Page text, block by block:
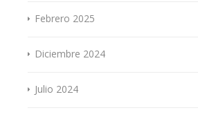
Febrero 2025
Diciembre 2024
Julio 2024